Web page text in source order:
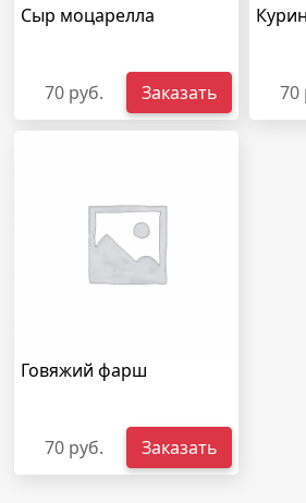
Сыр моцарелла
70 руб. Заказать 70
Говяжий фарш
70 руб. Заказать